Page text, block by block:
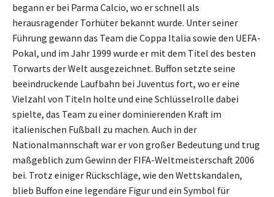
begann er bei Parma Calcio, wo er schnell als
herausragender Torhüter bekannt wurde. Unter seiner
Führung gewann das Team die Coppa Italia sowie den UEFA-
Pokal, und im Jahr 1999 wurde er mit dem Titel des besten
Torwarts der Welt ausgezeichnet. Buffon setzte seine
beeindruckende Laufbahn bei Juventus fort, wo er eine
Vielzahl von Titeln holte und eine Schlüsselrolle dabei
spielte, das Team zu einer dominierenden Kraft im
italienischen Fußball zu machen. Auch in der
Nationalmannschaft war er von großer Bedeutung und trug
maßgeblich zum Gewinn der FIFA-Weltmeisterschaft 2006
bei. Trotz einiger Rückschläge, wie den Wettskandalen,
blieb Buffon eine legendäre Figur und ein Symbol für